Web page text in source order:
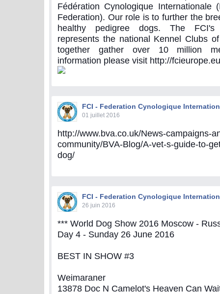
Fédération Cynologique Internationale
Federation). Our role is to further the
healthy pedigree dogs. The FCI's
represents the national Kennel Clubs
together gather over 10 million
information please visit http://
FCI - Federation Cynologique
01 juillet 2016
http://www.bva.co.uk/News-campaigns-
community/BVA-Blog/A-vet-s-guide-to-
dog/
FCI - Federation Cynologique
26 juin 2016
*** World Dog Show 2016 Moscow -
Day 4 - Sunday 26 June 2016
BEST IN SHOW #3
Weimaraner
13878 Doc N Camelot's Heaven Can